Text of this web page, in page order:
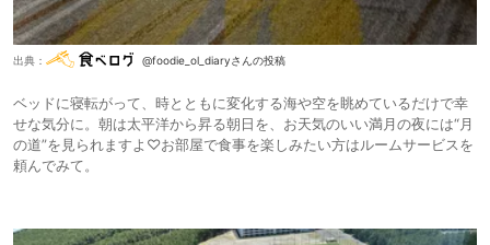
出典： @foodie_ol_diaryさんの投稿
ベッドに寝転がって、時とともに変化する海や空を眺めているだけで幸
せな気分に。朝は太平洋から昇る朝日を、お天気のいい満月の夜には“月
の道”を見られますよ♡お部屋で食事を楽しみたい方はルームサービスを
頼んでみて。